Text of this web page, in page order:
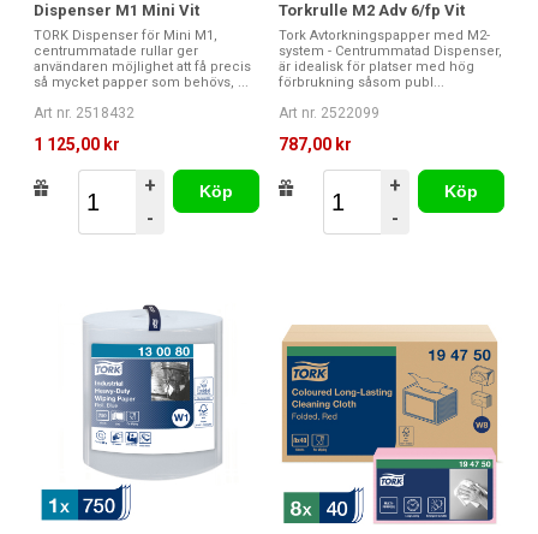
Dispenser M1 Mini Vit
TORK Dispenser för Mini M1,
centrummatade rullar ger
användaren möjlighet att få precis
så mycket papper som behövs, ...
Art nr. 2518432
1 125,00 kr
+
-
Köp
Torkrulle M2 Adv 6/fp Vit
Tork Avtorkningspapper med M2-
system - Centrummatad Dispenser,
är idealisk för platser med hög
förbrukning såsom publ...
Art nr. 2522099
787,00 kr
+
-
Köp